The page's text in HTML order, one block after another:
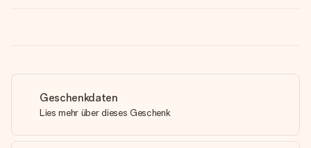
Geschenkdaten
Lies mehr über dieses Geschenk